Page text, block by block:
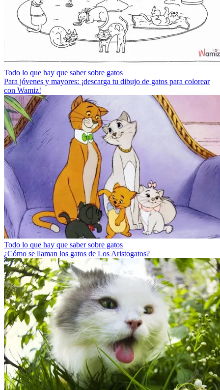
Todo lo que hay que saber sobre gatos
Para jóvenes y mayores: ¡descarga tu dibujo de gatos para colorear
con Wamiz!
Todo lo que hay que saber sobre gatos
¿Cómo se llaman los gatos de Los Aristogatos?